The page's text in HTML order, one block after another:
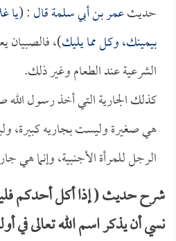
حديثعمر بن أبي سلمة قال: (يا
بيمينك، وكل مما يليك)، فالصبيان
الشرعية عند الطعام وغير ذلك.
كذلك الجارية التي أخذ رسول الله
هي صغيرة وليست بجاريه كبيرة،
الرجل للمرأة الأجنبية، وإنما هي
شرح حديث ( إذا أكل أحدكم
نسي أن يذكر اسم الله تعالى في